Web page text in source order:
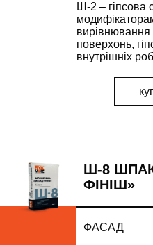
Ш-2 – гіпсова
вирівнювання
поверхонь,
внутрішніх
Ш-8
ФІНІШ»
ФАСАД